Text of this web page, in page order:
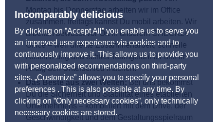
Incomparably delicious
By clicking on ”Accept All” you enable us to serve you
an improved user experience via cookies and to
continuously improve it. This allows us to provide you
with personalized recommendations on third-party
sites. „Customize” allows you to specify your personal
preferences . This is also possible at any time. By
clicking on ”Only necessary cookies”, only technically
necessary cookies are stored.
Montag bis Donnerstag arbeiten wir im Office
zusammen, freitags kannst Du mobil arbeiten. Wir
arbeiten bewusst vor Ort in unserem CHECK24
Office – weil direkte Zusammenarbeit, schnelle
Abstimmung und echtes Teamgefühl für uns im
Alltag den Unterschied machen.
Das Beste aus zwei Welten:Bei uns bekommst
Du die Sicherheit und Stabilität eines etablierten
Unternehmens – kombiniert mit dem Drive, der
Geschwindigkeit und dem Gestaltungsspielraum